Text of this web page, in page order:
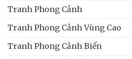
Tranh Phong Cảnh
Tranh Phong Cảnh Vùng Cao
Tranh Phong Cảnh Biển